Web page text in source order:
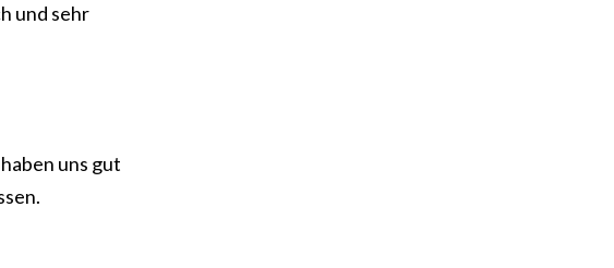
und sehr
uns gut